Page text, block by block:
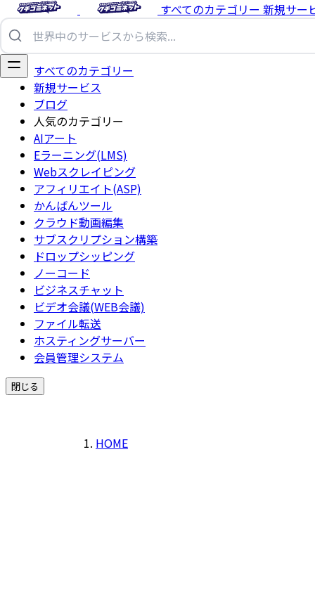
すべてのカテゴリー 新規サー
すべてのカテゴリー
新規サービス
ブログ
人気のカテゴリー
AIアート
Eラーニング(LMS)
Webスクレイピング
アフィリエイト(ASP)
かんばんツール
クラウド動画編集
サブスクリプション構築
ドロップシッピング
ノーコード
ビジネスチャット
ビデオ会議(WEB会議)
ファイル転送
ホスティングサーバー
会員管理システム
閉じる
HOME